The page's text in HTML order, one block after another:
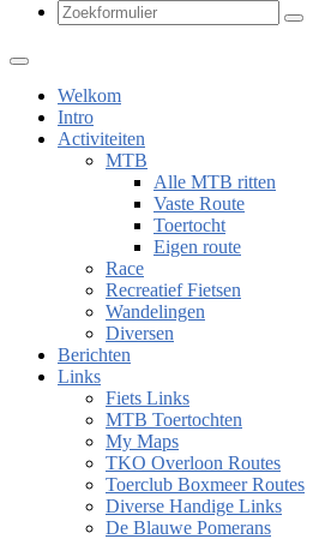
Welkom
Intro
Activiteiten
MTB
Alle MTB ritten
Vaste Route
Toertocht
Eigen route
Race
Recreatief Fietsen
Wandelingen
Diversen
Berichten
Links
Fiets Links
MTB Toertochten
My Maps
TKO Overloon Routes
Toerclub Boxmeer Routes
Diverse Handige Links
De Blauwe Pomerans